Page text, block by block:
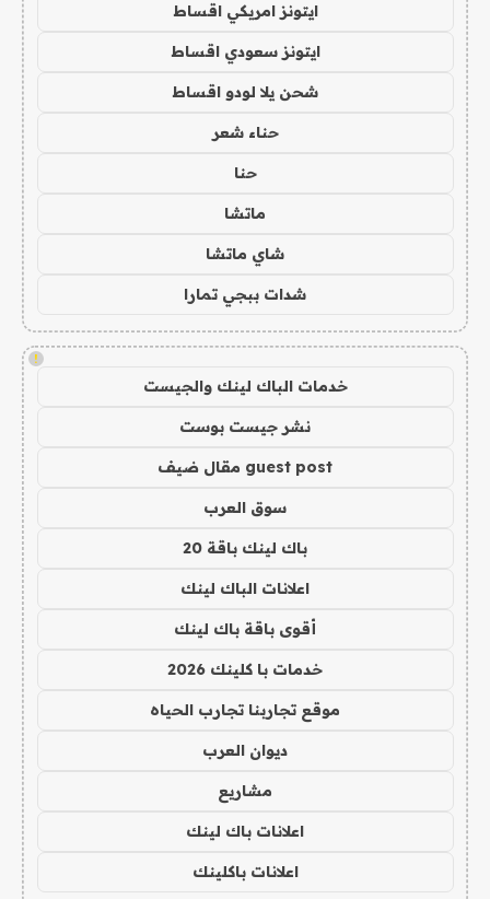
ايتونز امريكي اقساط
ايتونز سعودي اقساط
شحن يلا لودو اقساط
حناء شعر
حنا
ماتشا
شاي ماتشا
شدات ببجي تمارا
!
خدمات الباك لينك والجيست
نشر جيست بوست
guest post مقال ضيف
سوق العرب
باك لينك باقة 20
اعلانات الباك لينك
أقوى باقة باك لينك
خدمات با كلينك 2026
موقع تجاربنا تجارب الحياه
ديوان العرب
مشاريع
اعلانات باك لينك
اعلانات باكلينك